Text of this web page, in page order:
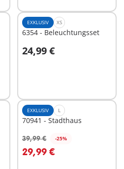
EXKLUSIV XS
6354 - Beleuchtungsset
24,99 €
In den Warenkorb
EXKLUSIV L
70941 - Stadthaus
39,99 € -25%
29,99 €
In den Warenkorb